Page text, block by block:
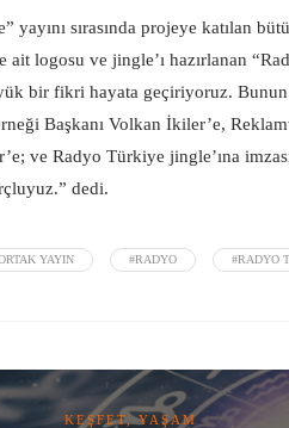
yayını sırasında projeye katılan
ait logosu ve jingle’ı hazırlanan
bir fikri hayata geçiriyoruz.
Başkanı Volkan İkiler’e,
ve Radyo Türkiye jingle’ına
dedi.
YAYIN #RADYO #RADYO
KEŞFET ,YAŞAM